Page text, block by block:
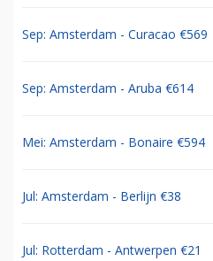
Sep: Amsterdam - Curacao €569
Sep: Amsterdam - Aruba €614
Mei: Amsterdam - Bonaire €594
Jul: Amsterdam - Berlijn €38
Jul: Rotterdam - Antwerpen €21